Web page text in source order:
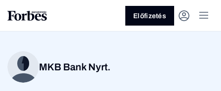
Előfizetés
MKB Bank Nyrt.